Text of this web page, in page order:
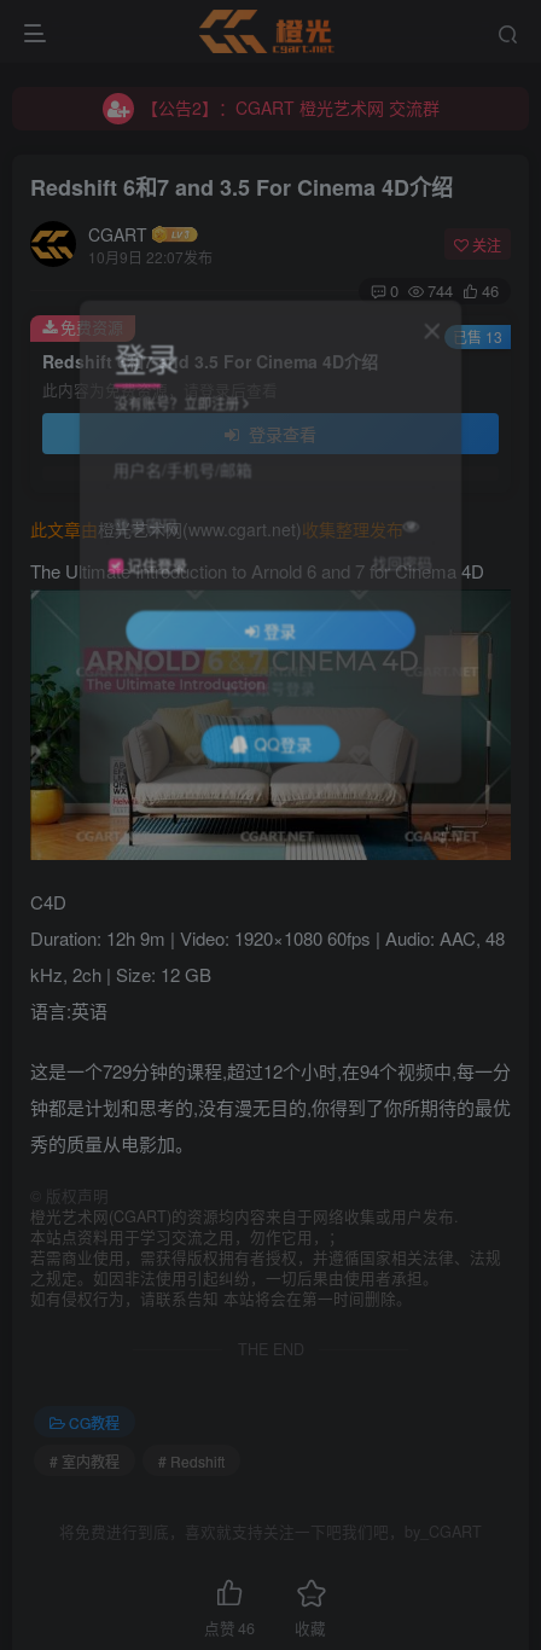
【公告2】：CGART 橙光艺术网 交流群
【公告2】：CGART 橙光艺术网 交流群
Redshift 6和7 and 3.5 For Cinema 4D介绍
CGART
10月9日 22:07发布
关注
0 744 46
Redshift 6和7 and 3.5 For Cinema 4D介绍
此内容为免费资源，请登录后查看
登录查看
免费资源 已售 13
此文章由橙光艺术网(www.cgart.net)收集整理发布
The Ultimate Introduction to Arnold 6 and 7 for Cinema 4D
C4D
Duration: 12h 9m | Video: 1920×1080 60fps | Audio: AAC, 48
kHz, 2ch | Size: 12 GB
语言:英语
这是一个729分钟的课程,超过12个小时,在94个视频中,每一分
钟都是计划和思考的,没有漫无目的,你得到了你所期待的最优
秀的质量从电影加。
版权声明
橙光艺术网(CGART)的资源均内容来自于网络收集或用户发布.
本站点资料用于学习交流之用，勿作它用，；
若需商业使用，需获得版权拥有者授权，并遵循国家相关法律、法规
之规定。如因非法使用引起纠纷，一切后果由使用者承担。
如有侵权行为，请联系告知 本站将会在第一时间删除。
THE END
CG教程
# 室内教程
# Redshift
将免费进行到底，喜欢就支持关注一下吧我们吧，by_CGART
点赞46 收藏
登录
没有账号？立即注册
用户名/手机号/邮箱
登录密码
记住登录 找回密码
登录
社交账号登录
QQ登录